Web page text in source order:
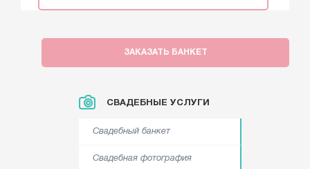
ЗАКАЗАТЬ БАНКЕТ
СВАДЕБНЫЕ УСЛУГИ
Свадебный банкет
Свадебная фотография